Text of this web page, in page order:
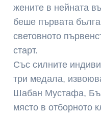
жените в нейната
беше първата
световното
старт.
Със силните
три медала,
Шабан Мустафа,
място в отборното